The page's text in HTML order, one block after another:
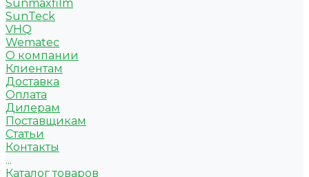
Sunmaxfilm
SunTeck
VHQ
Wematec
О компании
Клиентам
Доставка
Оплата
Дилерам
Поставщикам
Статьи
Контакты
...
Каталог товаров